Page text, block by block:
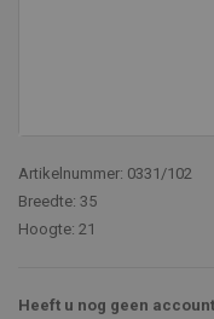
Artikelnummer: 0331/102
Breedte: 35
Hoogte: 21
Heeft u nog geen